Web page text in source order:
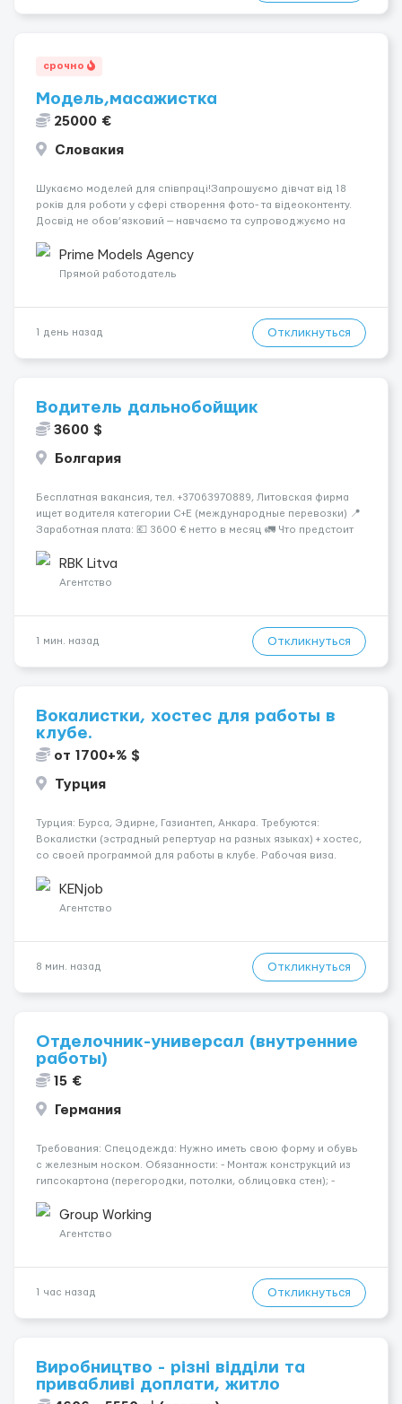
срочно
Модель,масажистка
25000 €
Словакия
Шукаємо моделей для співпраці!Запрошуємо дівчат від 18
років для роботи у сфері створення фото- та відеоконтенту.
Досвід не обов’язковий — навчаємо та супроводжуємо на
конфіденційність і професійну підтримку. Працюємо офіційно,
поважаємо особ...
Prime Models Agency
Прямой работодатель
1 день назад Откликнуться
Водитель дальнобойщик
3600 $
Болгария
Бесплатная вакансия, тел. +37063970889, Литовская фирма
ищет водителя категории C+E (международные перевозки) 📍
Заработная плата: 💶 3600 € нетто в месяц 🚛 Что предстоит
рефрижераторах. В среднем 400–500 км в день. Погрузки и
разгрузки...
RBK Litva
Агентство
1 мин. назад Откликнуться
Вокалистки, хостес для работы в
клубе.
от 1700+% $
Турция
Турция: Бурса, Эдирне, Газиантеп, Анкара. Требуются:
Вокалистки (эстрадный репертуар на разных языках) + хостеc,
со своей программой для работы в клубе. Рабочая виза.
одного до трех месяцев. Мед. страховка. Высокая зарплат...
KENjob
Агентство
8 мин. назад Откликнуться
Отделочник-универсал (внутренние
работы)
15 €
Германия
Требования: Спецодежда: Нужно иметь свою форму и обувь
с железным носком. Обязанности: - Монтаж конструкций из
гипсокартона (перегородки, потолки, облицовка стен); -
малярных работ (шпатлевка, грунтовка, покраска); -
Штукатурные работы ...
Group Working
Агентство
1 час назад Откликнуться
Виробництво - різні відділи та
привабливі доплати, житло